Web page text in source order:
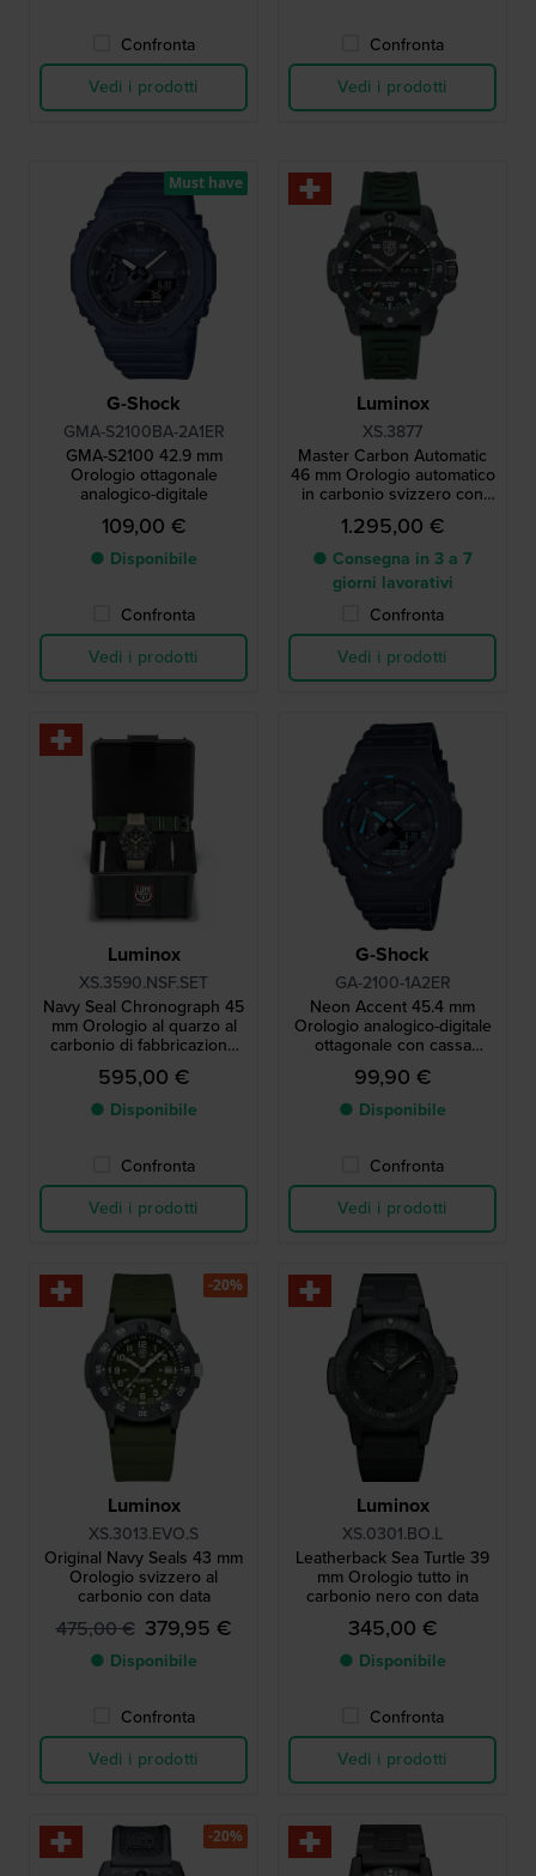
Confronta
Vedi i prodotti
Confronta
Vedi i prodotti
G-Shock
GMA-S2100BA-2A1ER
GMA-S2100 42.9 mm
Orologio ottagonale
analogico-digitale
109,00 €
● Disponibile
Confronta
Vedi i prodotti
Must have
Luminox
XS.3877
Master Carbon Automatic
46 mm Orologio automatico
in carbonio svizzero con
day-date
1.295,00 €
● Consegna in 3 a 7
giorni lavorativi
Confronta
Vedi i prodotti
Luminox
XS.3590.NSF.SET
Navy Seal Chronograph 45
mm Orologio al quarzo al
carbonio di fabbricazione
svizzera con cinturino extra
NATO
595,00 €
● Disponibile
Confronta
Vedi i prodotti
G-Shock
GA-2100-1A2ER
Neon Accent 45.4 mm
Orologio analogico-digitale
ottagonale con cassa
rinforzata in carbonio
99,90 €
● Disponibile
Confronta
Vedi i prodotti
Luminox
XS.3013.EVO.S
Original Navy Seals 43 mm
Orologio svizzero al
carbonio con data
475,00 € 379,95 €
● Disponibile
Confronta
Vedi i prodotti
-20%
Luminox
XS.0301.BO.L
Leatherback Sea Turtle 39
mm Orologio tutto in
carbonio nero con data
345,00 €
● Disponibile
Confronta
Vedi i prodotti
-20%